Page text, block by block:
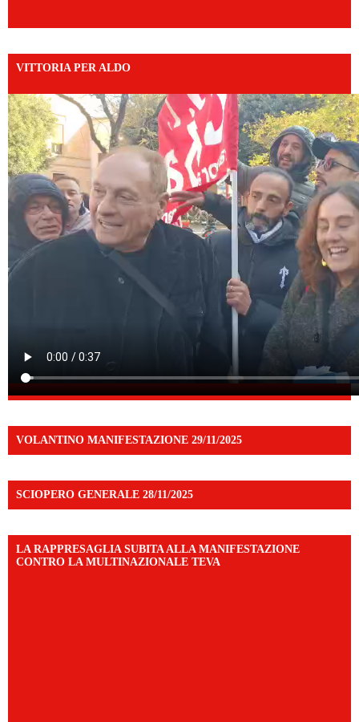
VITTORIA PER ALDO
VOLANTINO MANIFESTAZIONE 29/11/2025
SCIOPERO GENERALE 28/11/2025
LA RAPPRESAGLIA SUBITA ALLA MANIFESTAZIONE
CONTRO LA MULTINAZIONALE TEVA